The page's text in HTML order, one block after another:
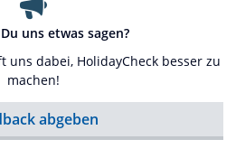
uns etwas sagen?
uns dabei, HolidayCheck besser zu
machen!
abgeben